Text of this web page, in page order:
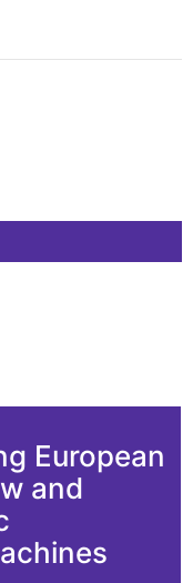
European
and